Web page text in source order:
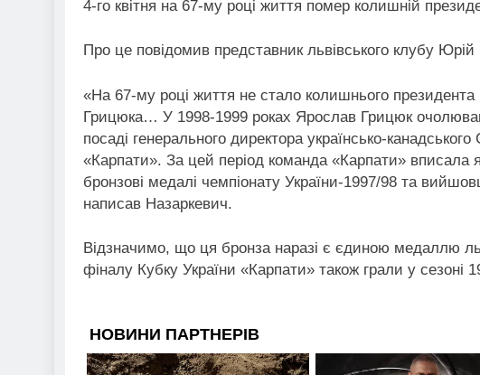
4-го квітня на 67-му році життя помер колишній
Про це повідомив представник львівського клубу
«На 67-му році життя не стало колишнього
Грицюка… У 1998-1999 роках Ярослав Грицюк
посаді генерального директора українсько-
«Карпати». За цей період команда «Карпати» вписала
бронзові медалі чемпіонату України-1997/98 та
написав Назаркевич.
Відзначимо, що ця бронза наразі є єдиною медаллю
фіналу Кубку України «Карпати» також грали у сезоні